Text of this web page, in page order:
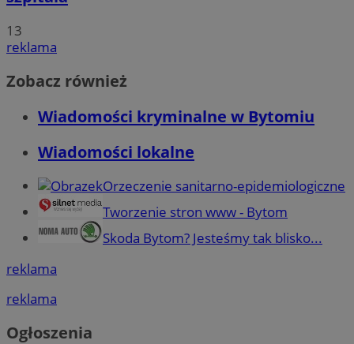
13
reklama
Zobacz również
Wiadomości kryminalne w Bytomiu
Wiadomości lokalne
Orzeczenie sanitarno-epidemiologiczne
Tworzenie stron www - Bytom
Skoda Bytom? Jesteśmy tak blisko...
reklama
reklama
Ogłoszenia